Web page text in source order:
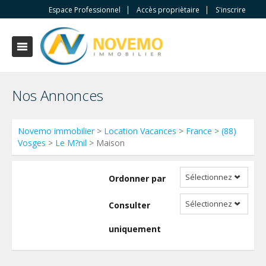
Espace Professionnel Accès propriètaire S'inscrire
Nos Annonces
Novemo immobilier> Location Vacances > France > (88)
Vosges > Le M?nil > Maison
Ordonner par Sélectionnez
Consulter
uniquement
Sélectionnez